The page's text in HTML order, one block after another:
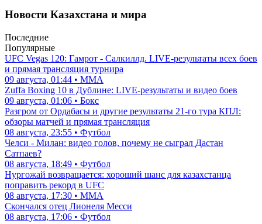
Новости Казахстана и мира
Последние
Популярные
UFC Vegas 120: Гамрот - Салкиллд. LIVE-результаты всех боев
и прямая трансляция турнира
09 августа, 01:44 • ММА
Zuffa Boxing 10 в Дублине: LIVE-результаты и видео боев
09 августа, 01:06 • Бокс
Разгром от Ордабасы и другие результаты 21-го тура КПЛ:
обзоры матчей и прямая трансляция
08 августа, 23:55 • Футбол
Челси - Милан: видео голов, почему не сыграл Дастан
Сатпаев?
08 августа, 18:49 • Футбол
Нургожай возвращается: хороший шанс для казахстанца
поправить рекорд в UFC
08 августа, 17:30 • ММА
Скончался отец Лионеля Месси
08 августа, 17:06 • Футбол